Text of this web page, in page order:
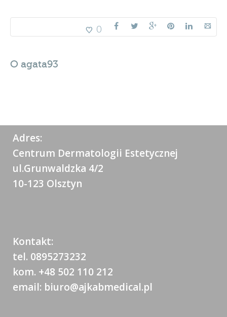
0
O agata93
Adres:
Centrum Dermatologii Estetycznej
ul.Grunwaldzka 4/2
10-123 Olsztyn
Kontakt:
tel. 0895273232
kom. +48 502 110 212
email: biuro@ajkabmedical.pl